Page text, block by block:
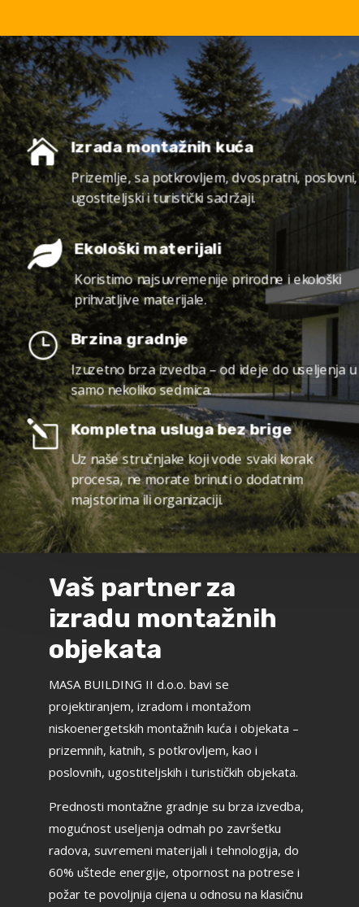
 Izrada montažnih kuća
Prizemlje, sa potkrovljem, dvospratni, poslovni,
ugostiteljski i turistički sadržaji.
 Ekološki materijali
Koristimo najsuvremenije prirodne i ekološki
prihvatljive materijale.
} Brzina gradnje
Izuzetno brza izvedba – od ideje do useljenja u
samo nekoliko sedmica.
l Kompletna usluga bez brige
Uz naše stručnjake koji vode svaki korak
procesa, ne morate brinuti o dodatnim
majstorima ili organizaciji.
Vaš partner za
izradu montažnih
objekata
MASA BUILDING II d.o.o. bavi se
projektiranjem, izradom i montažom
niskoenergetskih montažnih kuća i objekata –
prizemnih, katnih, s potkrovljem, kao i
poslovnih, ugostiteljskih i turističkih objekata.
Prednosti montažne gradnje su brza izvedba,
mogućnost useljenja odmah po završetku
radova, suvremeni materijali i tehnologija, do
60% uštede energije, otpornost na potrese i
požar te povoljnija cijena u odnosu na klasičnu